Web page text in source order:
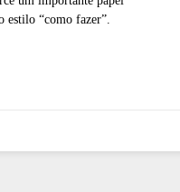
estilo “como fazer”.